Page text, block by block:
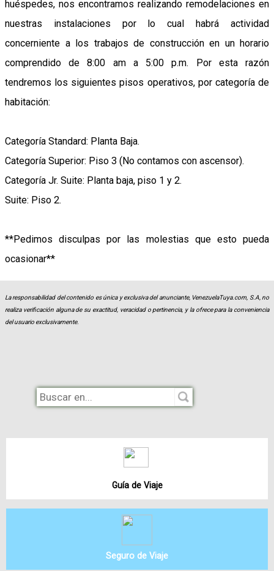
huéspedes, nos encontramos realizando remodelaciones en
nuestras instalaciones por lo cual habrá actividad
concerniente a los trabajos de construcción en un horario
comprendido de 8:00 am a 5:00 p.m. Por esta razón
tendremos los siguientes pisos operativos, por categoría de
habitación:
Categoría Standard: Planta Baja.
Categoría Superior: Piso 3 (No contamos con ascensor).
Categoría Jr. Suite: Planta baja, piso 1 y 2.
Suite: Piso 2.
**Pedimos disculpas por las molestias que esto pueda
ocasionar**
La responsabilidad del contenido es única y exclusiva del anunciante, VenezuelaTuya.com, S.A, no
realiza verificación alguna de su exactitud, veracidad o pertinencia, y la ofrece para la conveniencia
del usuario exclusivamente.
Guía de Viaje
Seguro de Viaje